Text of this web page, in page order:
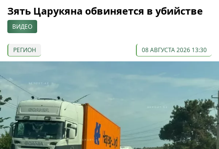
Зять Царукяна обвиняется в убийстве
ВИДЕО
РЕГИОН 08 АВГУСТА 2026 13:30